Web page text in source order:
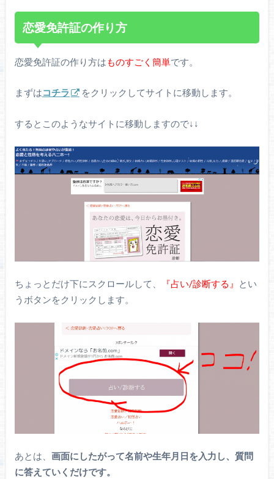
恋愛免許証の作り方
恋愛免許証の作り方はものすごく簡単です。
まずはコチラ をクリックしてサイトに移動します。
するとこのようなサイトに移動しますので↓↓
ちょっとだけ下にスクロールして、 『占い/診断する』
とい
うボタンをクリックします。
あとは、 画面にしたがって名前や生年月日を入力し、質問
に答えていくだけです。